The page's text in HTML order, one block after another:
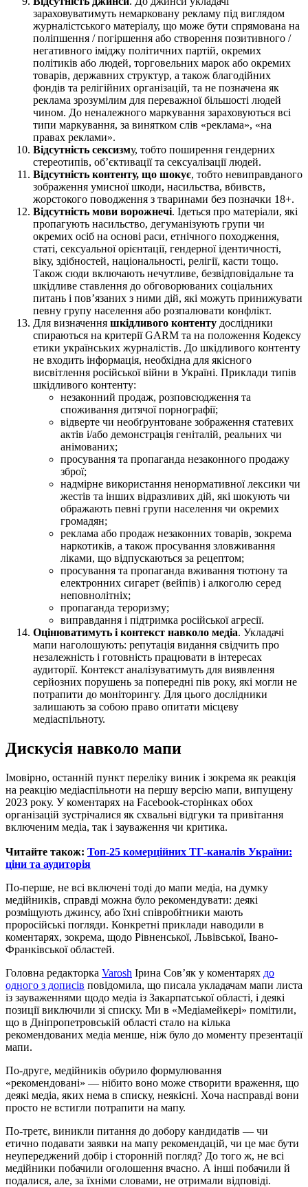
зараховуватимуть немарковану рекламу під виглядом
журналістського матеріалу, що може бути спрямована на
поліпшення / погіршення або створення позитивного /
негативного іміджу політичних партій, окремих
політиків або людей, торговельних марок або окремих
товарів, державних структур, а також благодійних
фондів та релігійних організацій, та не позначена як
реклама зрозумілим для переважної більшості людей
чином. До неналежного маркування зараховуються всі
типи маркування, за винятком слів «реклама», «на
правах реклами».
Відсутність сексизму, тобто поширення гендерних
стереотипів, об’єктивації та сексуалізації людей.
Відсутність контенту, що шокує, тобто невиправданого
зображення умисної шкоди, насильства, вбивств,
жорстокого поводження з тваринами без позначки 18+.
Відсутність мови ворожнечі. Ідеться про матеріали, які
пропагують насильство, дегуманізують групи чи
окремих осіб на основі раси, етнічного походження,
статі, сексуальної орієнтації, гендерної ідентичності,
віку, здібностей, національності, релігії, касти тощо.
Також сюди включають нечутливе, безвідповідальне та
шкідливе ставлення до обговорюваних соціальних
питань і пов’язаних з ними дій, які можуть принижувати
певну групу населення або розпалювати конфлікт.
Для визначення шкідливого контенту дослідники
спираються на критерії GARM та на положення Кодексу
етики українських журналістів. До шкідливого контенту
не входить інформація, необхідна для якісного
висвітлення російської війни в Україні. Приклади типів
шкідливого контенту:
незаконний продаж, розповсюдження та
споживання дитячої порнографії;
відверте чи необґрунтоване зображення статевих
актів і/або демонстрація геніталій, реальних чи
анімованих;
просування та пропаганда незаконного продажу
зброї;
надмірне використання ненормативної лексики чи
жестів та інших відразливих дій, які шокують чи
ображають певні групи населення чи окремих
громадян;
реклама або продаж незаконних товарів, зокрема
наркотиків, а також просування зловживання
ліками, що відпускаються за рецептом;
просування та пропаганда вживання тютюну та
електронних сигарет (вейпів) і алкоголю серед
неповнолітніх;
пропаганда тероризму;
виправдання і підтримка російської агресії.
Оцінюватимуть і контекст навколо медіа. Укладачі
мапи наголошують: репутація видання свідчить про
незалежність і готовність працювати в інтересах
аудиторії. Контекст аналізуватимуть для виявлення
серйозних порушень за попередні пів року, які могли не
потрапити до моніторингу. Для цього дослідники
залишають за собою право опитати місцеву
медіаспільноту.
Дискусія навколо мапи
Імовірно, останній пункт переліку виник і зокрема як реакція
на реакцію медіаспільноти на першу версію мапи, випущену
2023 року. У коментарях на Facebook-сторінках обох
організацій зустрічалися як схвальні відгуки та привітання
включеним медіа, так і зауваження чи критика.
Читайте також: Топ-25 комерційних ТГ-каналів України:
ціни та аудиторія
По-перше, не всі включені тоді до мапи медіа, на думку
медійників, справді можна було рекомендувати: деякі
розміщують джинсу, або їхні співробітники мають
проросійські погляди. Конкретні приклади наводили в
коментарях, зокрема, щодо Рівненської, Львівської, Івано-
Франківської областей.
Головна редакторка Varosh Ірина Сов’як у коментарях до
одного з дописів повідомила, що писала укладачам мапи листа
із зауваженнями щодо медіа із Закарпатської області, і деякі
позиції виключили зі списку. Ми в «Медіамейкері» помітили,
що в Дніпропетровській області стало на кілька
рекомендованих медіа менше, ніж було до моменту презентації
мапи.
По-друге, медійників обурило формулювання
«рекомендовані» — нібито воно може створити враження, що
деякі медіа, яких нема в списку, неякісні. Хоча насправді вони
просто не встигли потрапити на мапу.
По-третє, виникли питання до добору кандидатів — чи
етично подавати заявки на мапу рекомендацій, чи це має бути
неупереджений добір і сторонній погляд? До того ж, не всі
медійники побачили оголошення вчасно. А інші побачили й
подалися, але, за їхніми словами, не отримали відповіді.